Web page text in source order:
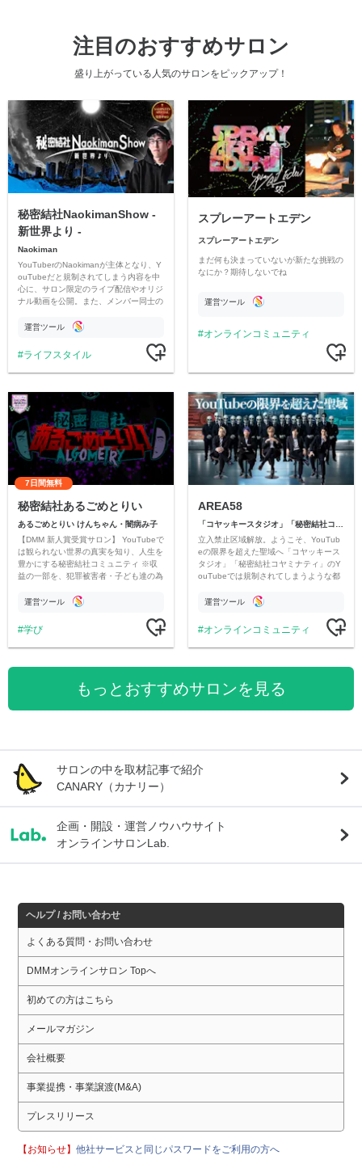
注目のおすすめサロン
盛り上がっている人気のサロンをピックアップ！
秘密結社NaokimanShow -
新世界より -
Naokiman
YouTuberのNaokimanが主体となり、Y
ouTubeだと規制されてしまう内容を中
心に、サロン限定のライブ配信やオリジ
ナル動画を公開。また、メンバー同士の
ただいています。
運営ツール
ライフスタイル
スプレーアートエデン
スプレーアートエデン
まだ何も決まっていないが新たな挑戦の
なにか？期待しないでね
運営ツール
オンラインコミュニティ
7日間無料
秘密結社あるごめとりい
あるごめとりい けんちゃん・闇病み子
【DMM 新人賞受賞サロン】 YouTubeで
は観られない世界の真実を知り、人生を
豊かにする秘密結社コミュニティ ※収
益の一部を、犯罪被害者・子ども達の為
す運営ツール
学び
AREA58
立入禁止区域解放。ようこそ、YouTub
eの限界を超えた聖域へ「コヤッキース
タジオ」「秘密結社コヤミナティ」のY
ouTubeでは規制されてしまうような都
公開。
運営ツール
オンラインコミュニティ
もっとおすすめサロンを見る
サロンの中を取材記事で紹介
CANARY（カナリー）
企画・開設・運営ノウハウサイト
オンラインサロンLab.
ヘルプ / お問い合わせ
よくある質問・お問い合わせ
DMMオンラインサロン Topへ
初めての方はこちら
メールマガジン
会社概要
事業提携・事業譲渡(M&A)
プレスリリース
【お知らせ】他社サービスと同じパスワードをご利用の方へ